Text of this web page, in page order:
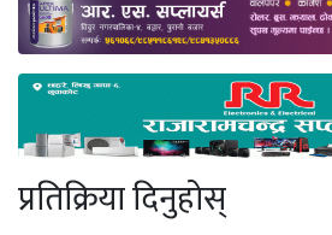
प्रतिक्रिया दिनुहोस्